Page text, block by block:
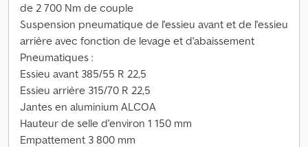
de 2 700 Nm de couple
Suspension pneumatique de l'essieu avant et de l'essieu
arrière avec fonction de levage et d'abaissement
Pneumatiques :
Essieu avant 385/55 R 22,5
Essieu arrière 315/70 R 22,5
Jantes en aluminium ALCOA
Hauteur de selle d'environ 1 150 mm
Empattement 3 800 mm